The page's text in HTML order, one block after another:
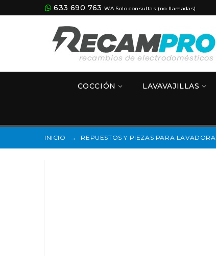
633 690 763 WA Solo consultas (no llamadas)
COCCIÓN LAVAVAJILLAS
INICIO → REPUESTOS Y PIEZAS PARA LAVADORA